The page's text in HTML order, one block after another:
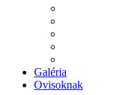
Galéria
Ovisoknak